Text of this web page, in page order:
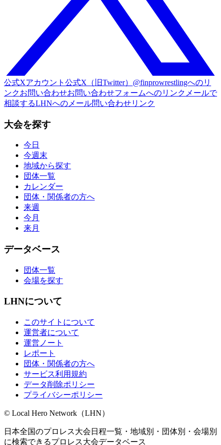
公式Xアカウント 公式X（旧Twitter）@finprowrestlingへのリ
ンクお問い合わせお問い合わせフォームへのリンク メールで
相談するLHNへのメール問い合わせリンク
大会を探す
今日
今週末
地域から探す
団体一覧
カレンダー
団体・関係者の方へ
来週
今月
来月
データベース
団体一覧
会場を探す
LHNについて
このサイトについて
運営者について
運営ノート
レポート
団体・関係者の方へ
サービス利用規約
データ削除ポリシー
プライバシーポリシー
© Local Hero Network（LHN）
日本全国のプロレス大会日程一覧・地域別・団体別・会場別
に検索できるプロレス大会データベース